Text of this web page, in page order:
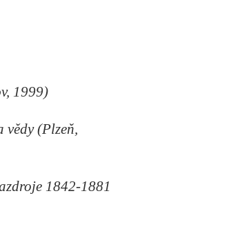
1999)
vědy (Plzeň,
1842-1881